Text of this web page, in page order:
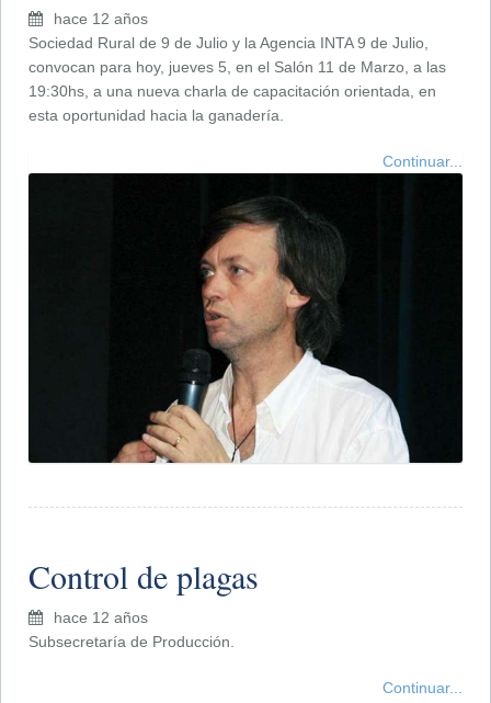
hace 12 años
Sociedad Rural de 9 de Julio y la Agencia INTA 9 de Julio,
convocan para hoy, jueves 5, en el Salón 11 de Marzo, a las
19:30hs, a una nueva charla de capacitación orientada, en
esta oportunidad hacia la ganadería.
Continuar...
Control de plagas
hace 12 años
Subsecretaría de Producción.
Continuar...